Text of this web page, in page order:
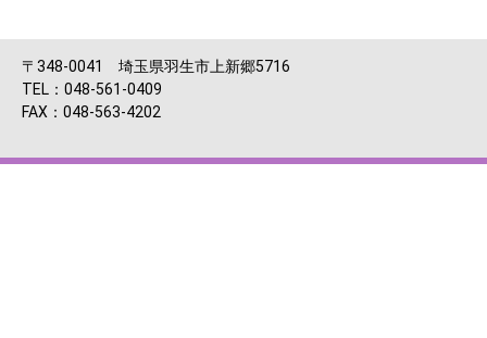
〒348-0041 埼玉県羽生市上新郷5716
TEL：048-561-0409
FAX：048-563-4202